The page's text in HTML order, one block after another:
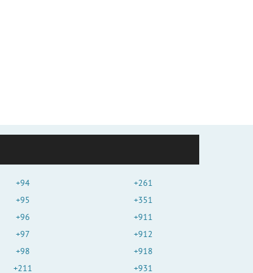
+94
+95
+96
+97
+98
+211
+261
+351
+911
+912
+918
+931